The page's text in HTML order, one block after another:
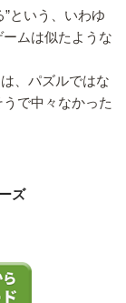
という、いわゆ
ムは似たような
、パズルではな
で中々なかった
ズ